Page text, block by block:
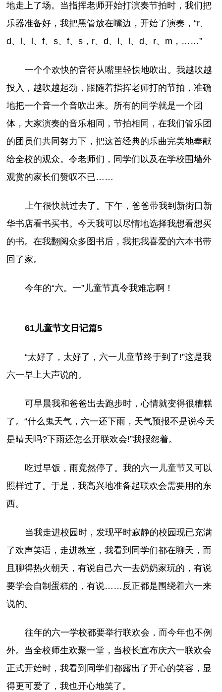
地走上了场。当指挥老师开始打演奏节拍时，我们把
乐器准备好，我把黑管放在嘴边，开始了演奏，“r、
d、l、l、f、s、f、s，r、d、l、l、d、r、m，……”
一个个欢快的音符从嘴里轻快地吹出。我越吹越
投入，越吹越起劲，跟随着指挥老师打的节拍，准确
地把一个音一个音吹出来。所有的同学就是一个团
体，大家演奏的音乐相同，节拍相同，在我们管乐团
的团员们共同努力下，把这首经典的乐曲完美地奉献
给全校的观众。令老师们，同学们以及在学校围墙外
观赏的家长们赞叹不已……
上午很快就过去了。下午，爸爸带我到新街口新
华书店看书买书。今天我可以尽情地选择我想看想买
的书。在我翻阅众多图书后，我把我喜爱的六本书带
回了家。
今年的“六。一”儿童节真令我难忘啊！
61儿童节文日记篇5
“太好了，太好了，六一儿童节终于到了!”这是我
六一早上大声说的。
可早晨我和爸爸出去跑步时，心情就变得很糟糕
了。“什么鬼天气，六一还下雨，天气预报不是说今天
是晴天吗?下雨还怎么开联欢会!”我报怨着。
吃过早饭，雨竟然停了。我的六一儿童节又可以
照样过了。于是，我高兴地准备起联欢会需要用的东
西。
当我走进校园时，发现平时寂静的校园现已充满
了欢声笑语，走进教室，我看到同学们都在聊天，而
且聊得热火朝天，有说自己六一去奶奶家玩的，有说
要学会自制蛋糕的，有说……反正都是围绕着六一来
说的。
往年的六一学校都要举行联欢会，而今年也不例
外。当全校师生欢聚一堂，当校长宣布庆六一联欢会
正式开始时，我看到同学们都露出了开心的笑容，显
得更可爱了，我也开心地笑了。